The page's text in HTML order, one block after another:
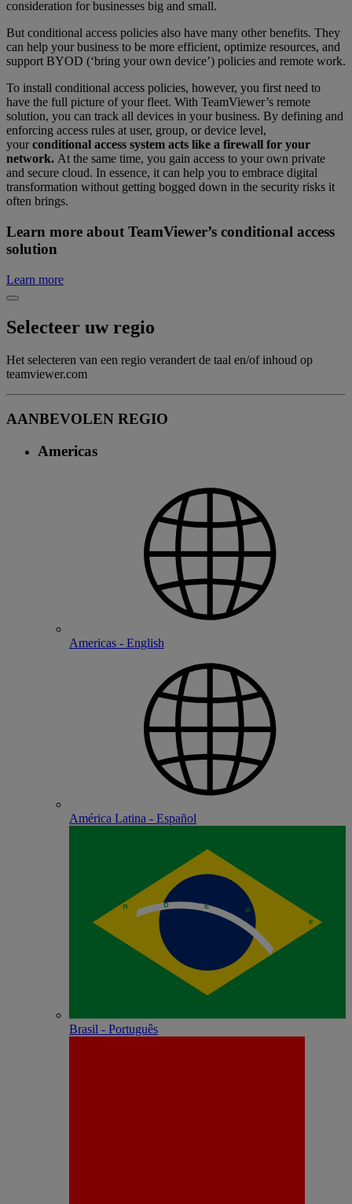
consideration for businesses big and small.
But conditional access policies also have many other benefits. They
can help your business to be more efficient, optimize resources, and
support BYOD (‘bring your own device’) policies and remote work.
To install conditional access policies, however, you first need to
have the full picture of your fleet. With TeamViewer’s remote
solution, you can track all devices in your business. By defining and
enforcing access rules at user, group, or device level,
yourconditional access system acts like a firewall for your
network. At the same time, you gain access to your own private
and secure cloud. In essence, it can help you to embrace digital
transformation without getting bogged down in the security risks it
often brings.
Learn more about TeamViewer’s conditional access
solution
Learn more
Selecteer uw regio
Het selecteren van een regio verandert de taal en/of inhoud op
teamviewer.com
AANBEVOLEN REGIO
Americas
Americas - English
América Latina - Español
Brasil - Português